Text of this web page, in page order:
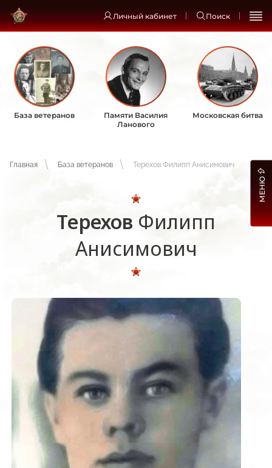
Личный кабинет Поиск
База ветеранов
Памяти Василия
Ланового
Московская битва
Главная База ветеранов Терехов Филипп Анисимович
Терехов Филипп
Анисимович
МЕНЮ